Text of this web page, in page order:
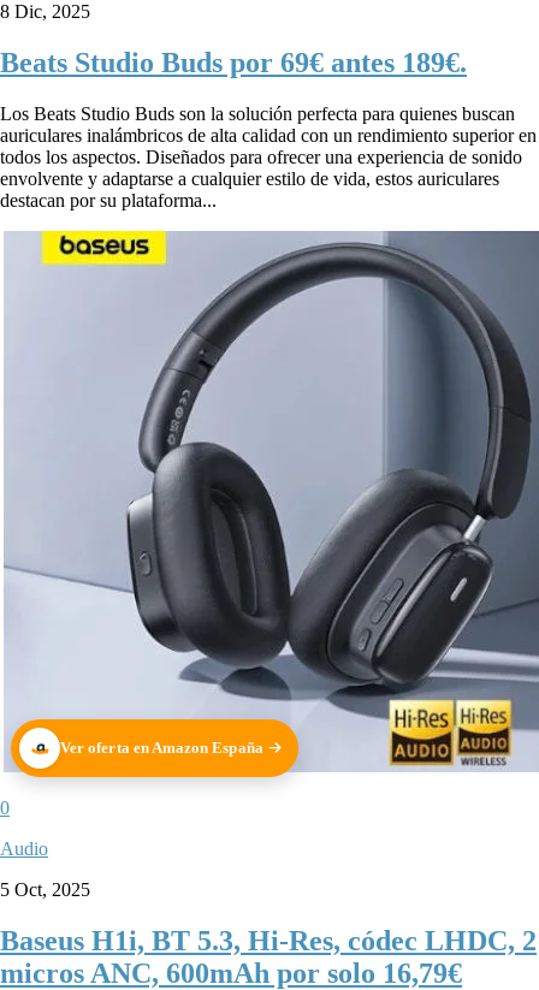
8 Dic, 2025
Beats Studio Buds por 69€ antes 189€.
Los Beats Studio Buds son la solución perfecta para quienes buscan
auriculares inalámbricos de alta calidad con un rendimiento superior en
todos los aspectos. Diseñados para ofrecer una experiencia de sonido
envolvente y adaptarse a cualquier estilo de vida, estos auriculares
destacan por su plataforma...
Ver oferta en Amazon España
0
Audio
5 Oct, 2025
Baseus H1i, BT 5.3, Hi-Res, códec LHDC, 2
micros ANC, 600mAh por solo 16,79€